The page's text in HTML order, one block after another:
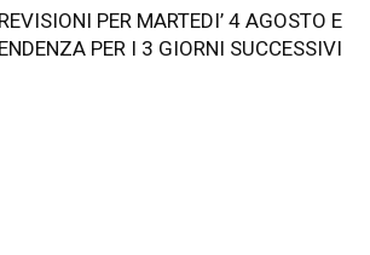
PER MARTEDI’ 4 AGOSTO E
PER I 3 GIORNI SUCCESSIVI